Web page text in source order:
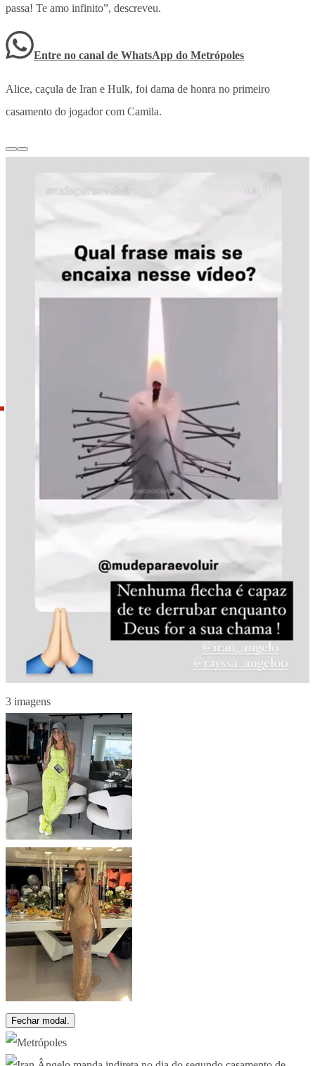
passa! Te amo infinito”, descreveu.
Entre no canal de WhatsApp do Metrópoles
Alice, caçula de Iran e Hulk, foi dama de honra no primeiro
casamento do jogador com Camila.
3 imagens
Fechar modal.